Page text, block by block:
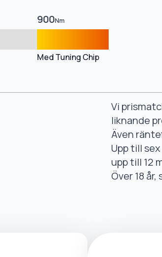
900Nm
Med Tuning Chip
Vi
liknande
Även
Upp till
upp till 12
Över 18